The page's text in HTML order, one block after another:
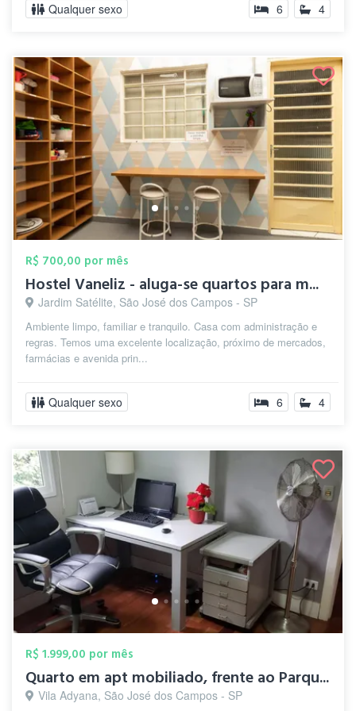
Qualquer sexo 6 4
R$ 700,00 por mês
Hostel Vaneliz - aluga-se quartos para m...
Jardim Satélite, São José dos Campos - SP
Ambiente limpo, familiar e tranquilo. Casa com administração e
regras. Temos uma excelente localização, próximo de mercados,
farmácias e avenida prin...
Qualquer sexo 6 4
R$ 1.999,00 por mês
Quarto em apt mobiliado, frente ao Parqu...
Vila Adyana, São José dos Campos - SP